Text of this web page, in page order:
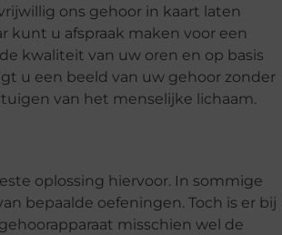
ons gehoor in kaart laten
kunt u afspraak maken voor een
kwaliteit van uw oren en op basis
u een beeld van uw gehoor zonder
van het menselijke lichaam.
oplossing hiervoor. In sommige
bepaalde oefeningen. Toch is er bij
misschien wel de